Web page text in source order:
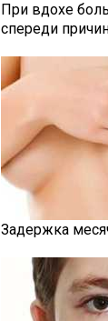
При вдохе
спереди
Задержка